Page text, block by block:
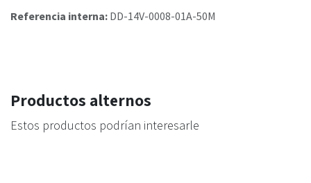
Referencia interna: DD-14V-0008-01A-50M
Productos alternos
Estos productos podrían interesarle